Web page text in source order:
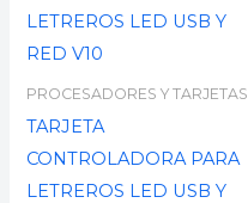
PROCESADORES Y TARJETAS
TARJETA
CONTROLADORA PARA
LETREROS LED USB Y